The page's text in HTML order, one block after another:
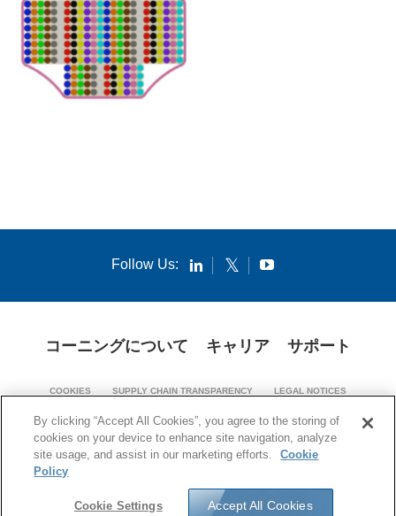
Follow Us:
コーニングについて キャリア サポート
COOKIES SUPPLY CHAIN TRANSPARENCY LEGAL NOTICES
© 1994-2026 Corning Incorporated. All Rights Reserved.
By clicking “Accept All Cookies”, you agree to the storing of
cookies on your device to enhance site navigation, analyze
site usage, and assist in our marketing efforts.
Cookie
Policy
Cookie Settings Accept All Cookies